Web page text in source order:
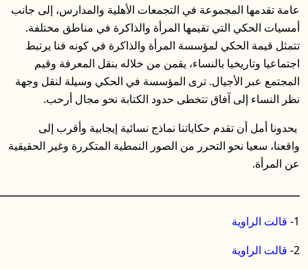
في التجمعات الأهلية والمدارس، إلى جانب
تقيمها المرأة والذاكرة في مناطق مختلفة.
لمؤسسة المرأة والذاكرة في كونه فنا يرتبط
بالنساء، يقمن من خلاله بنقل المعرفة وقيم
ترى المؤسسة في الحكي وسيلة لنقل وجهة
تتخطى حدود الكتابة نحو مجال أرحب.
حكاياتنا نماذج نسائية إيجابية وأقرب إلى
التحرر من الصور النمطية المتكررة وغير الحقيقية